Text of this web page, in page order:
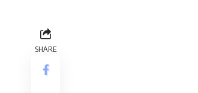
SHARE